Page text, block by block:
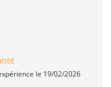
le 19/02/2026